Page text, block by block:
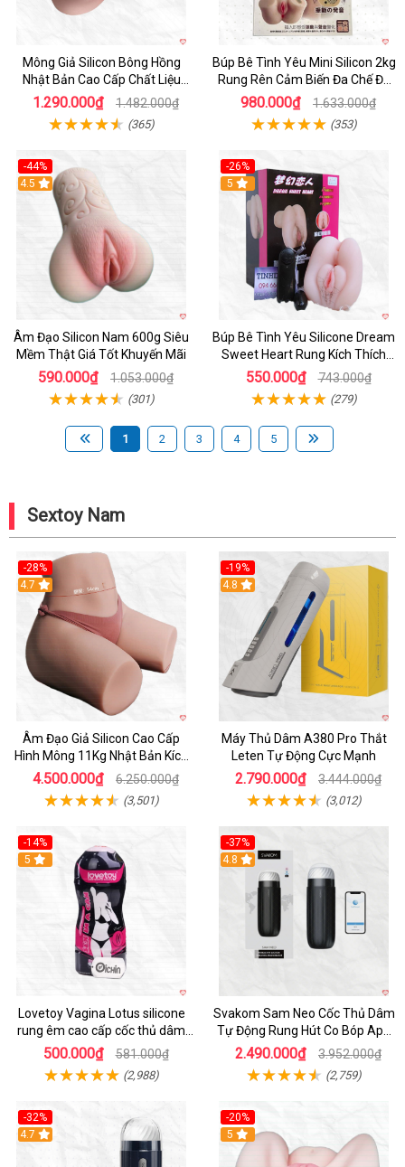
Mông Giả Silicon Bông Hồng
Nhật Bản Cao Cấp Chất Liệu
Mềm Mại
1.290.000₫ 1.482.000₫
(365)
Búp Bê Tình Yêu Mini Silicon 2kg
Rung Rên Cảm Biến Đa Chế Độ
Sành Điệu
980.000₫ 1.633.000₫
(353)
-44%
4.5
Âm Đạo Silicon Nam 600g Siêu
Mềm Thật Giá Tốt Khuyến Mãi
590.000₫ 1.053.000₫
(301)
-26%
Hot
5
Búp Bê Tình Yêu Silicone Dream
Sweet Heart Rung Kích Thích
Mua
550.000₫ 743.000₫
(279)
1 2 3 4 5
Sextoy Nam
-28%
4.7
Âm Đạo Giả Silicon Cao Cấp
Hình Mông 11Kg Nhật Bản Kích
Thước Như Thật
4.500.000₫ 6.250.000₫
(3,501)
-19%
Hot
4.8
Máy Thủ Dâm A380 Pro Thắt
Leten Tự Động Cực Mạnh
2.790.000₫ 3.444.000₫
(3,012)
-14%
Hot
5
Lovetoy Vagina Lotus silicone
rung êm cao cấp cốc thủ dâm
nam
500.000₫ 581.000₫
(2,988)
-37%
4.8
Svakom Sam Neo Cốc Thủ Dâm
Tự Động Rung Hút Co Bóp App
Điều Khiển
2.490.000₫ 3.952.000₫
(2,759)
-32%
Hot
4.7
-20%
Hot
5